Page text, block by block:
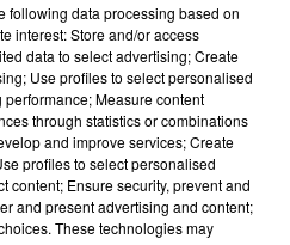
e-mail en 1976, depuis une
d’internet dans tous
reine a envoyé son premier
sa première photo
following data processing based on
interest: Store and/or access
data to select advertising; Create
Use profiles to select personalised
Measure content
through statistics or combinations
and improve services; Create
profiles to select personalised
content; Ensure security, prevent and
and present advertising and content;
These technologies may